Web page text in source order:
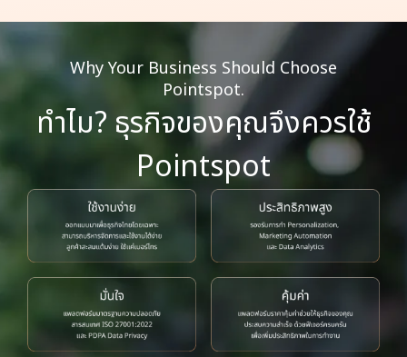
Why Your Business Should Choose
Pointspot.
ทำไม? ธุรกิจของคุณจึงควรใช้
Pointspot